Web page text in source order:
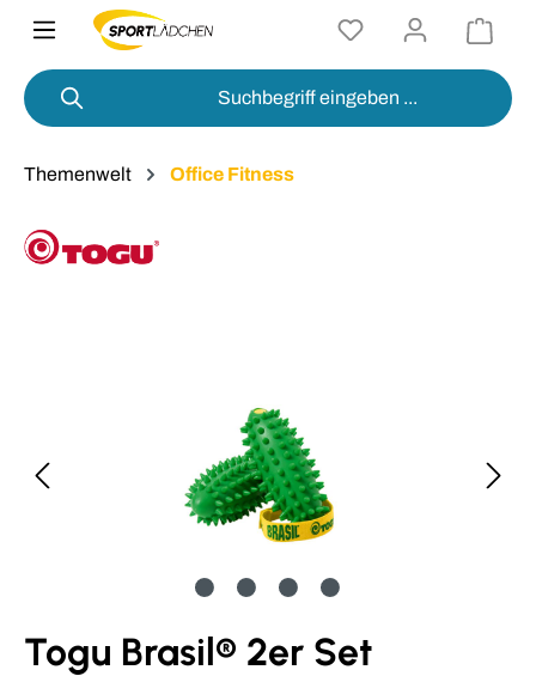
springen
Themenwelt Office Fitness
Togu Brasil® 2er Set